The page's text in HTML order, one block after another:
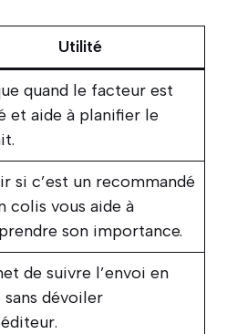
Utilité
quand le facteur est
et aide à planifier le
si c’est un recommandé
colis vous aide à
son importance.
de suivre l’envoi en
sans dévoiler